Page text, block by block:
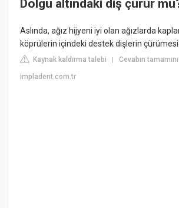
Dolgu altındaki diş çürür
Aslında, ağız hijyeni iyi olan ağızlarda
köprülerin içindeki destek dişlerin
Kaynak kaldırma talebi |Cevabın
impladent.com.tr